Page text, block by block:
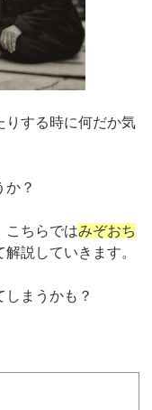
りする時に何だか気
か？
こちらではみぞおち
解説していきます。
まうかも？